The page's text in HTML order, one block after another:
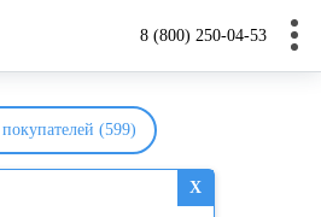
8 (800) 250-04-53
ДОМА И
X
покупателей (599)